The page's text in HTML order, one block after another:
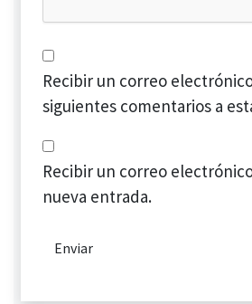
Recibir un correo
siguientes comentarios a
Recibir un correo
nueva entrada.